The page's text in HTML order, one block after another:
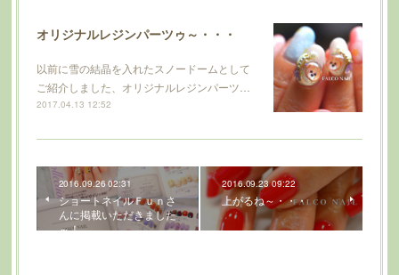
オリジナルレジンパーツゥ～・・・
以前に雪の結晶を入れたスノードームとして
ご紹介しました、オリジナルレジンパーツ…
2017.04.13 12:52
2016.09.26 02:31
ショートネイルＦｕｎさ
んに掲載いただきました
～！
2016.09.23 09:22
上がるね～・・・